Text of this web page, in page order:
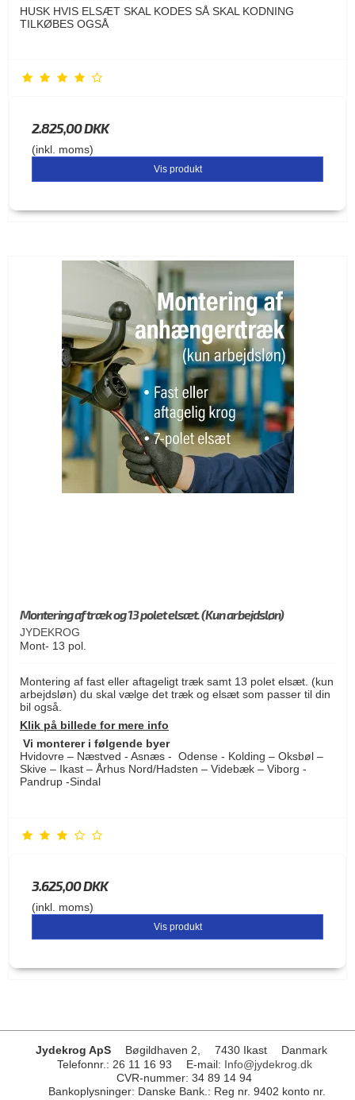
HUSK HVIS ELSÆT SKAL KODES SÅ SKAL KODNING
TILKØBES OGSÅ
2.825,00 DKK
(inkl. moms)
Vis produkt
Montering af træk og 13 polet elsæt. (Kun arbejdsløn)
JYDEKROG
Mont- 13 pol.
Montering af fast eller aftageligt træk samt 13 polet elsæt. (kun
arbejdsløn) du skal vælge det træk og elsæt som passer til din
bil også.
Klik på billede for mere info
Vi monterer i følgende byer
Hvidovre – Næstved - Asnæs - Odense - Kolding – Oksbøl –
Skive – Ikast – Århus Nord/Hadsten – Videbæk – Viborg -
Pandrup -Sindal
3.625,00 DKK
(inkl. moms)
Vis produkt
Jydekrog ApS Bøgildhaven 2, 7430 Ikast
Danmark
Telefonnr. : 26 11 16 93 E-mail: Info@jydekrog.dk
CVR-nummer: 34 89 14 94
Bankoplysninger: Danske Bank.: Reg nr. 9402 konto nr.